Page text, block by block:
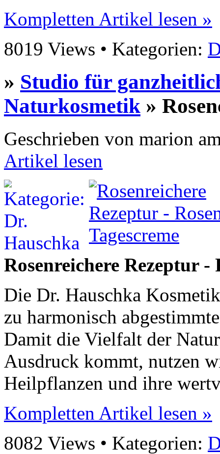
Kompletten Artikel lesen »
8019 Views • Kategorien:
» Studio für
Naturkosmetik »
Geschrieben von marion
Artikel lesen
Rosenreichere Rezeptur -
Die Dr. Hauschka
zu harmonisch
Damit die Vielfalt der
Ausdruck kommt, nutzen
Heilpflanzen und ihre
Kompletten Artikel lesen »
8082 Views • Kategorien: